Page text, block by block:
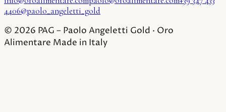
4406@paolo_angeletti_gold
© 2026 PAG – Paolo Angeletti Gold · Oro
Alimentare Made in Italy